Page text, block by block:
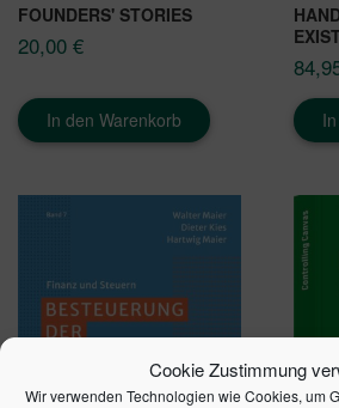
Cookie Zustimmung
Wir verwenden Technologien wie Cookies, um
FOUNDERS' STORIES
20,00 €
In den Warenkorb